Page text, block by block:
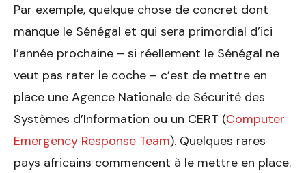
Par exemple, quelque chose de concret dont
manque le Sénégal et qui sera primordial d’ici
l’année prochaine – si réellement le Sénégal ne
veut pas rater le coche – c’est de mettre en
place une Agence Nationale de Sécurité des
Systèmes d’Information ou un CERT (Computer
Emergency Response Team). Quelques rares
pays africains commencent à le mettre en place.